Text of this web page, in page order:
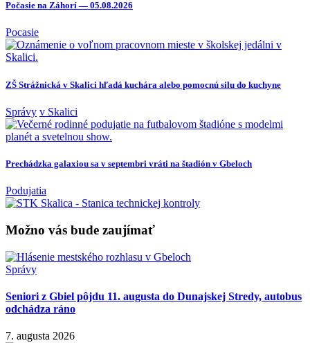
Počasie na Záhorí — 05.08.2026
Pocasie
ZŠ Strážnická v Skalici hľadá kuchára alebo pomocnú silu do kuchyne
Správy v Skalici
Prechádzka galaxiou sa v septembri vráti na štadión v Gbeloch
Podujatia
Možno vás bude zaujímať
Správy
Seniori z Gbiel pôjdu 11. augusta do Dunajskej Stredy, autobus
odchádza ráno
7. augusta 2026